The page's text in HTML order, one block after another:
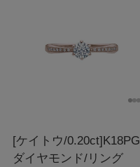
[ケイトウ/0.20ct]K18PG
ダイヤモンド/リング